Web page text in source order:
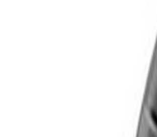
Livraison calculée selon poids et destination